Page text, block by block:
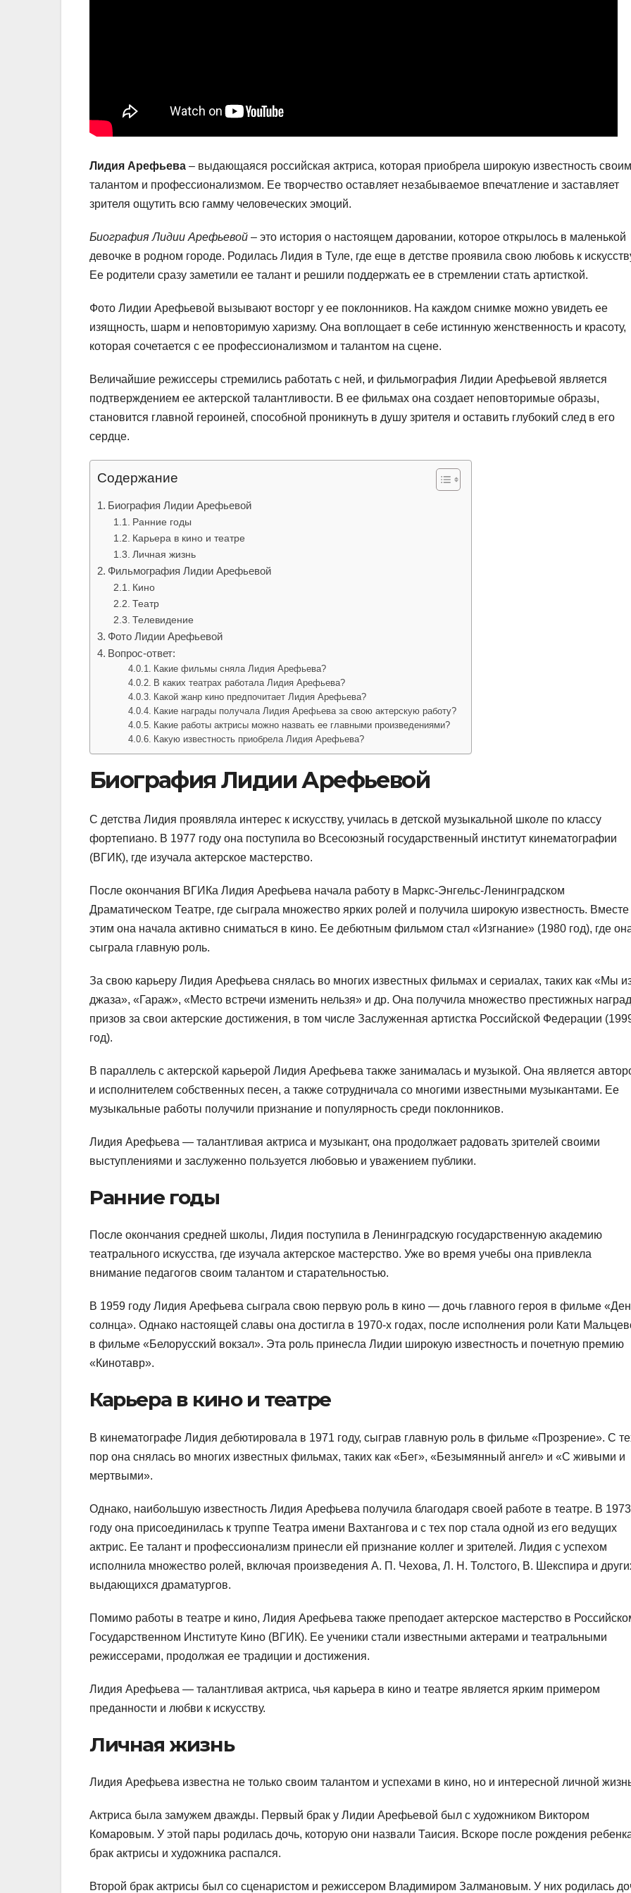
Лидия Арефьева – выдающаяся российская актриса, которая приобрела широкую известность своим
талантом и профессионализмом. Ее творчество оставляет незабываемое впечатление и заставляет
зрителя ощутить всю гамму человеческих эмоций.
Биография Лидии Арефьевой – это история о настоящем даровании, которое открылось в маленькой
девочке в родном городе. Родилась Лидия в Туле, где еще в детстве проявила свою любовь к
Ее родители сразу заметили ее талант и решили поддержать ее в стремлении стать артисткой.
Фото Лидии Арефьевой вызывают восторг у ее поклонников. На каждом снимке можно увидеть ее
изящность, шарм и неповторимую харизму. Она воплощает в себе истинную женственность и красоту,
которая сочетается с ее профессионализмом и талантом на сцене.
Величайшие режиссеры стремились работать с ней, и фильмография Лидии Арефьевой является
подтверждением ее актерской талантливости. В ее фильмах она создает неповторимые образы,
становится главной героиней, способной проникнуть в душу зрителя и оставить глубокий след в его
сердце.
Содержание
Биография Лидии Арефьевой
Ранние годы
Карьера в кино и театре
Личная жизнь
Фильмография Лидии Арефьевой
Кино
Театр
Телевидение
Фото Лидии Арефьевой
Вопрос-ответ:
Какие фильмы сняла Лидия Арефьева?
В каких театрах работала Лидия Арефьева?
Какой жанр кино предпочитает Лидия Арефьева?
Какие награды получала Лидия Арефьева за свою актерскую работу?
Какие работы актрисы можно назвать ее главными произведениями?
Какую известность приобрела Лидия Арефьева?
Биография Лидии Арефьевой
С детства Лидия проявляла интерес к искусству, училась в детской музыкальной школе по классу
фортепиано. В 1977 году она поступила во Всесоюзный государственный институт кинематографии
(ВГИК), где изучала актерское мастерство.
После окончания ВГИКа Лидия Арефьева начала работу в Маркс-Энгельс-Ленинградском
Драматическом Театре, где сыграла множество ярких ролей и получила широкую известность. Вместе
этим она начала активно сниматься в кино. Ее дебютным фильмом стал «Изгнание» (1980 год), где
сыграла главную роль.
За свою карьеру Лидия Арефьева снялась во многих известных фильмах и сериалах, таких как «Мы
джаза», «Гараж», «Место встречи изменить нельзя» и др. Она получила множество престижных
призов за свои актерские достижения, в том числе Заслуженная артистка Российской Федерации
год).
В параллель с актерской карьерой Лидия Арефьева также занималась и музыкой. Она является
и исполнителем собственных песен, а также сотрудничала со многими известными музыкантами. Ее
музыкальные работы получили признание и популярность среди поклонников.
Лидия Арефьева — талантливая актриса и музыкант, она продолжает радовать зрителей своими
выступлениями и заслуженно пользуется любовью и уважением публики.
Ранние годы
После окончания средней школы, Лидия поступила в Ленинградскую государственную академию
театрального искусства, где изучала актерское мастерство. Уже во время учебы она привлекла
внимание педагогов своим талантом и старательностью.
В 1959 году Лидия Арефьева сыграла свою первую роль в кино — дочь главного героя в фильме
солнца». Однако настоящей славы она достигла в 1970-х годах, после исполнения роли Кати
в фильме «Белорусский вокзал». Эта роль принесла Лидии широкую известность и почетную премию
«Кинотавр».
Карьера в кино и театре
В кинематографе Лидия дебютировала в 1971 году, сыграв главную роль в фильме «Прозрение». С
пор она снялась во многих известных фильмах, таких как «Бег», «Безымянный ангел» и «С живыми и
мертвыми».
Однако, наибольшую известность Лидия Арефьева получила благодаря своей работе в театре. В 1973
году она присоединилась к труппе Театра имени Вахтангова и с тех пор стала одной из его ведущих
актрис. Ее талант и профессионализм принесли ей признание коллег и зрителей. Лидия с успехом
исполнила множество ролей, включая произведения А. П. Чехова, Л. Н. Толстого, В. Шекспира и
выдающихся драматургов.
Помимо работы в театре и кино, Лидия Арефьева также преподает актерское мастерство в
Государственном Институте Кино (ВГИК). Ее ученики стали известными актерами и театральными
режиссерами, продолжая ее традиции и достижения.
Лидия Арефьева — талантливая актриса, чья карьера в кино и театре является ярким примером
преданности и любви к искусству.
Личная жизнь
Лидия Арефьева известна не только своим талантом и успехами в кино, но и интересной личной
Актриса была замужем дважды. Первый брак у Лидии Арефьевой был с художником Виктором
Комаровым. У этой пары родилась дочь, которую они назвали Таисия. Вскоре после рождения
брак актрисы и художника распался.
Второй брак актрисы был со сценаристом и режиссером Владимиром Залмановым. У них родилась